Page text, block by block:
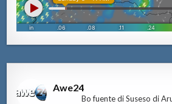
Awe24
Bo fuente di Suseso di